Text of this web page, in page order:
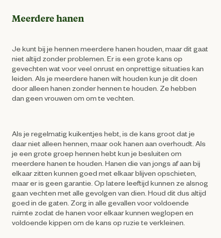
Meerdere hanen
Je kunt bij je hennen meerdere hanen houden, maar dit gaat
niet altijd zonder problemen. Er is een grote kans op
gevechten wat voor veel onrust en onprettige situaties kan
leiden. Als je meerdere hanen wilt houden kun je dit doen
door alleen hanen zonder hennen te houden. Ze hebben
dan geen vrouwen om om te vechten.
Als je regelmatig kuikentjes hebt, is de kans groot dat je
daar niet alleen hennen, maar ook hanen aan overhoudt. Als
je een grote groep hennen hebt kun je besluiten om
meerdere hanen te houden. Hanen die van jongs af aan bij
elkaar zitten kunnen goed met elkaar blijven opschieten,
maar er is geen garantie. Op latere leeftijd kunnen ze alsnog
gaan vechten met alle gevolgen van dien. Houd dit dus altijd
goed in de gaten. Zorg in alle gevallen voor voldoende
ruimte zodat de hanen voor elkaar kunnen weglopen en
voldoende kippen om de kans op ruzie te verkleinen.